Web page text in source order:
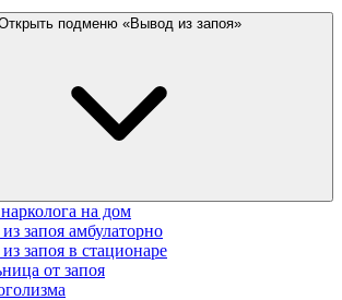
подменю «Вывод из запоя»
на дом
запоя амбулаторно
запоя в стационаре
от запоя